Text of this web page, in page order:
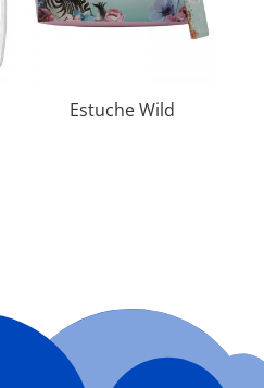
Estuche Wild